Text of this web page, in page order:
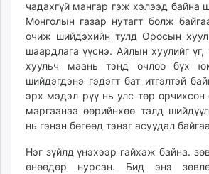
чадахгүй мангар гэж хэлээд байна
Монголын газар нутагт болж
очиж шийдэхийн тулд Оросын
шаардлага үүснэ. Айлын хуулийг үг,
хуульч маань тэнд очлоо бүх
шийдэгдэнэ гэдэгт бат итгэлтэй
эрх мэдэл рүү нь улс төр
маргаанаа өөрийнхөө талд
нь гэнэн бөгөөд тэнэг асуудал
Нэг зүйлд үнэхээр гайхаж байна.
өнөөдөр нурсан. Бид энэ